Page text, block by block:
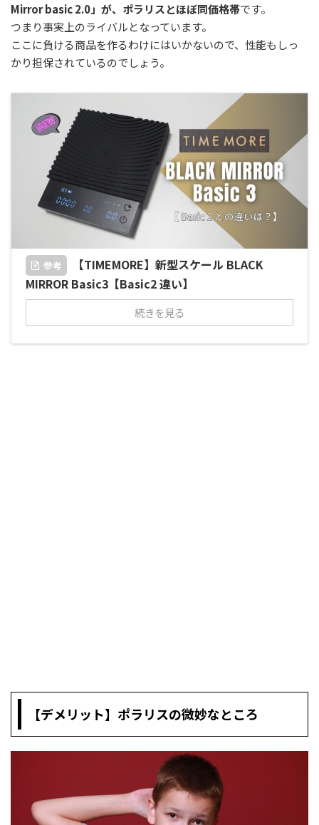
Mirror basic 2.0」が、ポラリスとほぼ同価格帯です。
つまり事実上のライバルとなっています。
ここに負ける商品を作るわけにはいかないので、性能もしっ
かり担保されているのでしょう。
参考
【TIMEMORE】新型スケール BLACK
MIRROR Basic3【Basic2 違い】
続きを見る
【デメリット】ポラリスの微妙なところ